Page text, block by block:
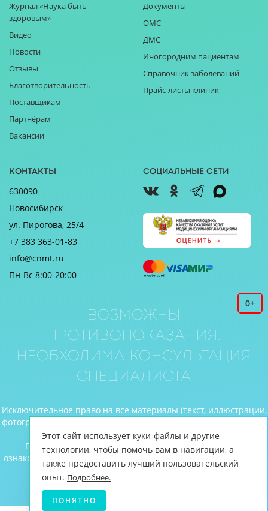
Журнал «Наука быть
здоровым»
Видео
Новости
Отзывы
Благотворительность
Поставщикам
Партнёрам
Вакансии
Документы
ОМС
ДМС
Иногородним пациентам
Справочник заболеваний
Прайс-листы клиник
Контакты
630090
Новосибирск
ул. Пирогова, 25/4
+7 383 363-01-83
info@cnmt.ru
Пн-Вс 8:00-20:00
Социальные сети
0+
Возможны
противопоказания.
Необходима консультация
специалиста
Исключительное право на все материалы (текст, иллюстрации,
фотографии и видео), размещенные на веб-сайте www.cnmt.ru,
принадлежит ЦНМТ.
Вся информация, включая цены, предоставлена для
ознакомления и не является публичной офертой (ст.435 ГК РФ,
cт. 437 ГК РФ).
© Центр новых медицинских технологий, 2026
Этот сайт использует куки-файлы и другие
технологии, чтобы помочь вам в навигации, а
также предоставить лучший пользовательский
опыт. Подробнее.
ПОНЯТНО